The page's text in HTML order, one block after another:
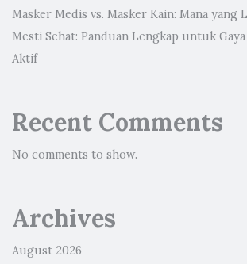
Masker Medis vs. Masker Kain: Mana yang
Mesti Sehat: Panduan Lengkap untuk
Aktif
Recent Comments
No comments to show.
Archives
August 2026